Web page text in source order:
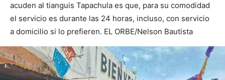
acuden al tianguis Tapachula es que, para su comodidad
el servicio es durante las 24 horas, incluso, con servicio
a domicilio si lo prefieren. EL ORBE/Nelson Bautista